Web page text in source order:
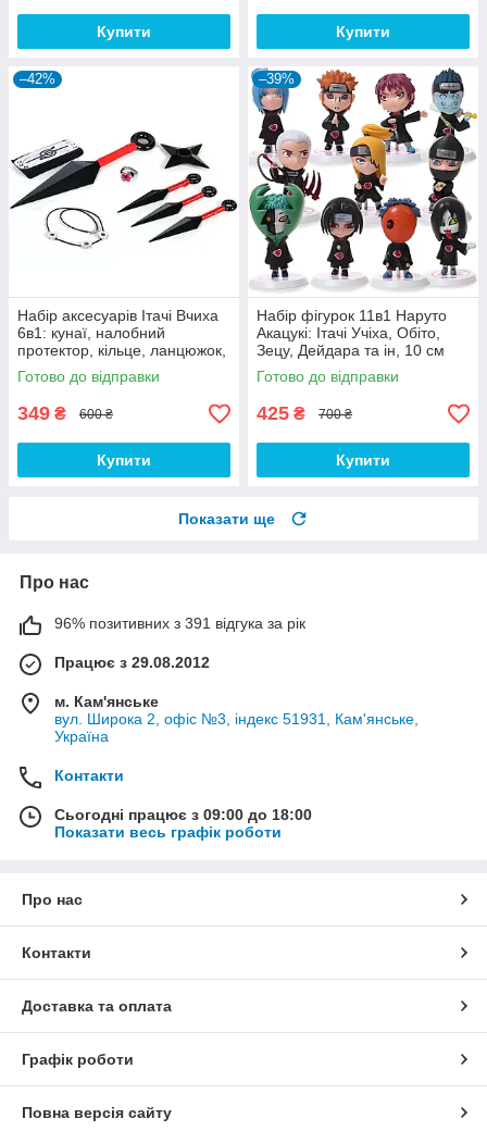
Купити Купити
–42%
Набір аксесуарів Ітачі Вчиха
6в1: кунаї, налобний
протектор, кільце, ланцюжок,
зірка-сюрикен — Naruto SET4
Готово до відправки
349 ₴ 600 ₴
Купити
–39%
Набір фігурок 11в1 Наруто
Акацукі: Ітачі Учіха, Обіто,
Зецу, Дейдара та ін, 10 см
Готово до відправки
425 ₴ 700 ₴
Купити
Показати ще
Про нас
96% позитивних з 391 відгука за рік
Працює з 29.08.2012
м. Кам'янське
вул. Широка 2, офіс №3, індекс 51931, Кам'янське,
Україна
Контакти
Сьогодні працює з 09:00 до 18:00
Показати весь графік роботи
Про нас
Контакти
Доставка та оплата
Графік роботи
Повна версія сайту